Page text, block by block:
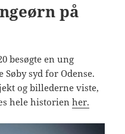
på
besøgte en ung
syd for Odense.
og billederne viste,
hele historienher.